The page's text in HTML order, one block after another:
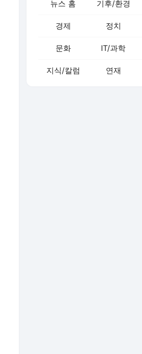
뉴스 홈 기후/환경
경제 정치
문화 IT/과학
지식/칼럼 연재